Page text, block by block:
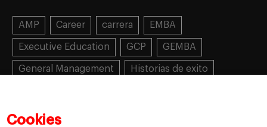
Cookies
AMP Career carrera EMBA
Executive Education GCP GEMBA
General Management Historias de exito
Mujeres emprendedoras